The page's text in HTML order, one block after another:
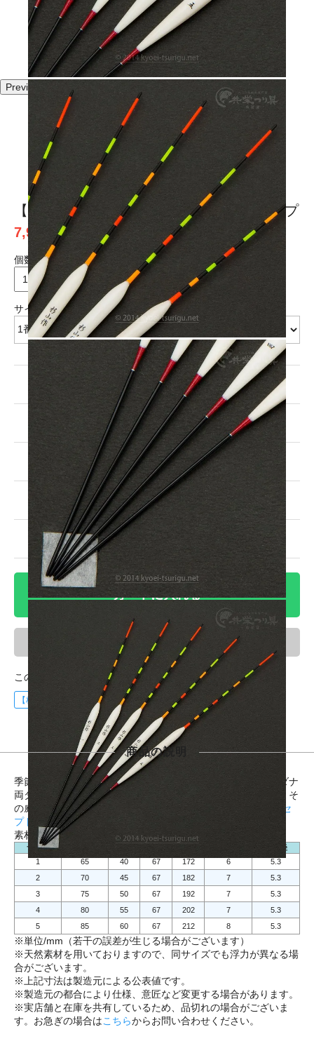
Previous Next
【杉山作】浅ダナスタイル コンセプトパイプ
7,920円(税込)
個数
本
サイズ
7,920円(税込)
残り1本！
2番
7,920円(税込)
残り1本！
7,920円(税込)
残り1本！
4番
7,920円(税込)
売切れ中
5番
7,920円(税込)
売切れ中
カートに入れる
ほしい物リスト
この商品に登録されているタグ
【杉山作】浅ダナスタイルコンセプトシリーズ
商品の説明
季節や攻め方を問わずに使用できる汎用性を発揮。速攻の浅ダナ
両ダンゴから、繊細なゼロナジミのウドンセットまで、幅広くそ
の威力を発揮します。状況に合わせて「
浅ダナスタイル コンセ
プトPCムク」との使い分けがおすすめです。日本製。
素材：パイプトップ・羽根二枚合・カーボン足
サイズ
羽根径
1
65 40 67 172 6
5.3
2
70 45 67 182 7
5.3
3
75 50 67 192 7
5.3
4
80 55 67 202 7
5.3
5
85 60 67 212 8 5.3
※単位/mm（若干の誤差が生じる場合がございます）
※天然素材を用いておりますので、同サイズでも浮力が異なる場
合がございます。
※上記寸法は製造元による公表値です。
※製造元の都合により仕様、意匠など変更する場合があります。
※実店舗と在庫を共有しているため、品切れの場合がございま
す。お急ぎの場合はこちらからお問い合わせください。